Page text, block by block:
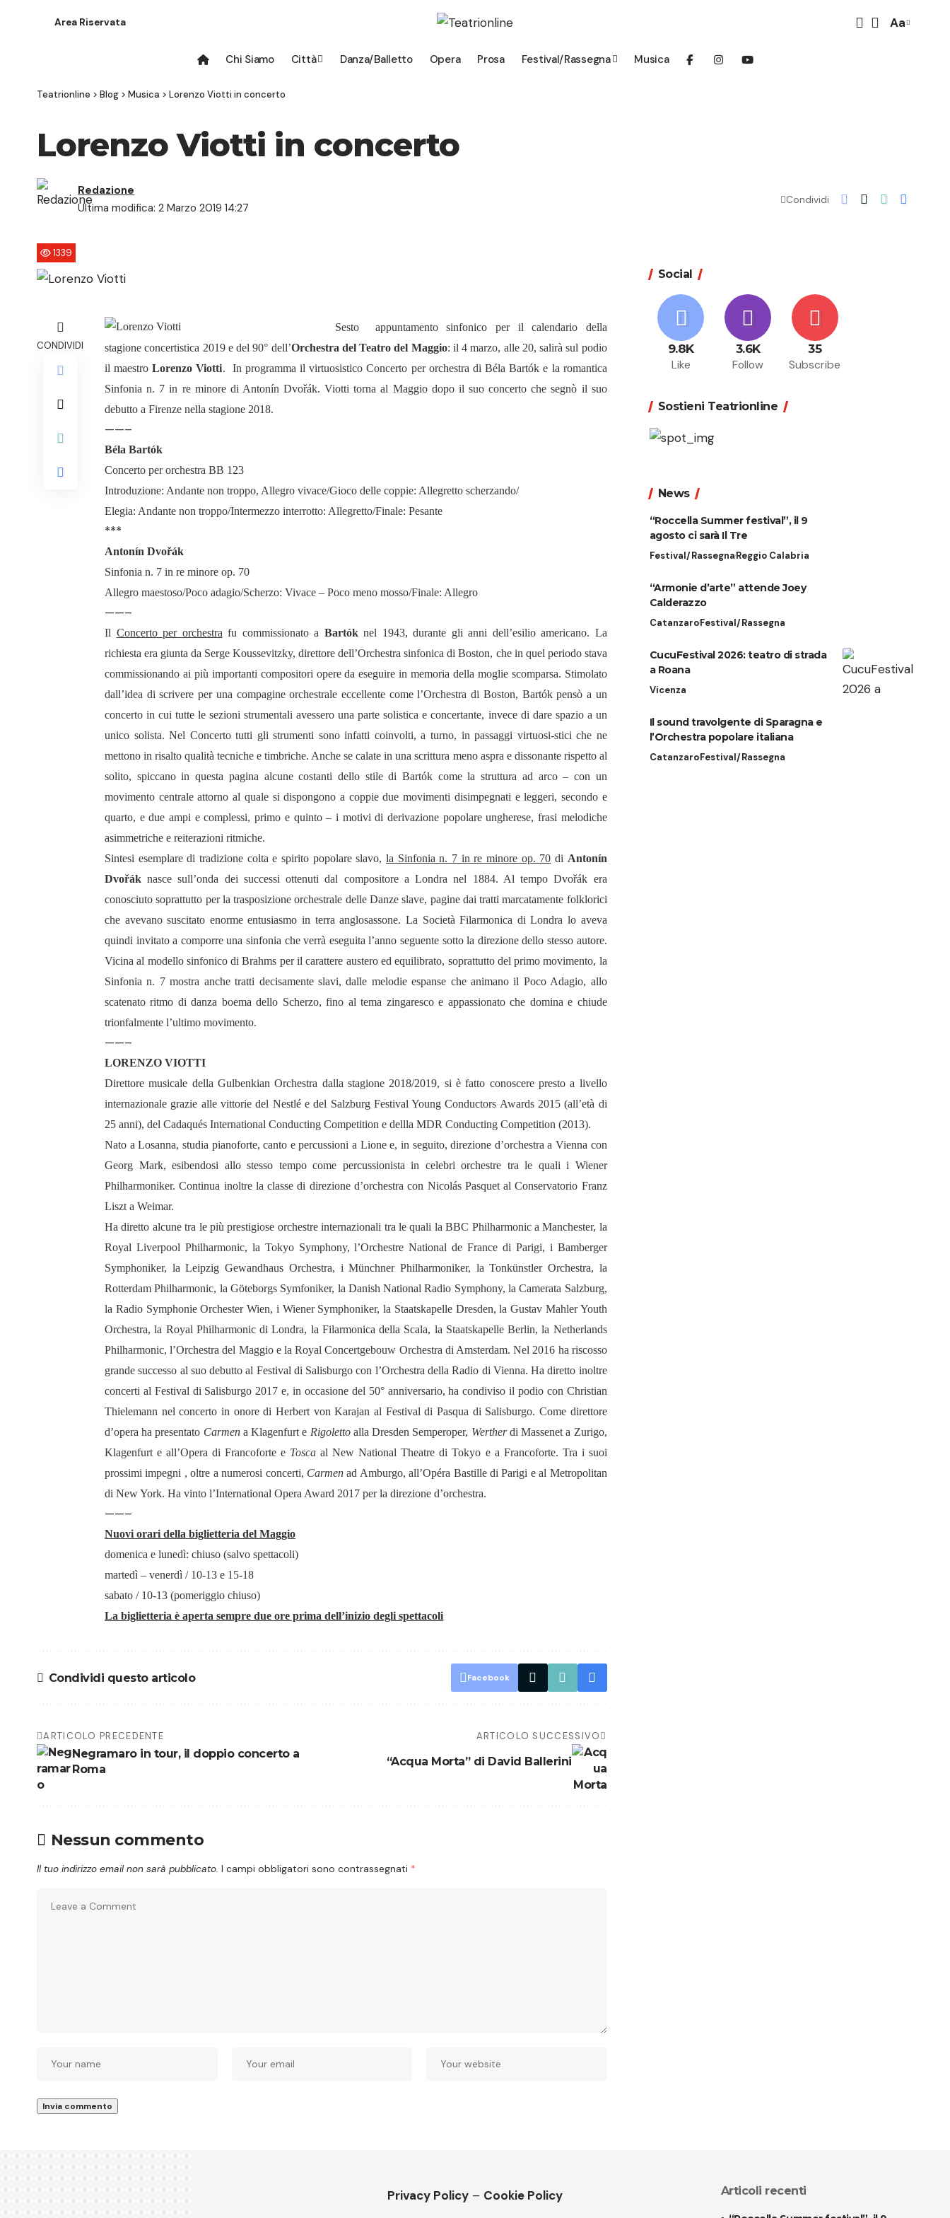
Area Riservata
Font
Aa
Chi Siamo Città Danza/Balletto Opera Prosa Festival/Rassegna Musica
Teatrionline > Blog > Musica > Lorenzo Viotti in concerto
Lorenzo Viotti in concerto
Ultima modifica: 2 Marzo 2019 14:27
Redazione
Condividi
1339
CONDIVIDI
Sesto appuntamento sinfonico per il calendario della
stagione concertistica 2019 e del 90° dell’Orchestra del Teatro del Maggio: il 4 marzo, alle 20, salirà sul podio
il maestroLorenzo Viotti. In programma il virtuosistico Concerto per orchestra di Béla Bartók e la romantica
Sinfonia n. 7 in re minore di Antonín Dvořák. Viotti torna al Maggio dopo il suo concerto che segnò il suo
debutto a Firenze nella stagione 2018.
——–
Béla Bartók
Concerto per orchestra BB 123
Introduzione: Andante non troppo, Allegro vivace/Gioco delle coppie: Allegretto scherzando/
Elegia: Andante non troppo/Intermezzo interrotto: Allegretto/Finale: Pesante
***
Antonín Dvořák
Sinfonia n. 7 in re minore op. 70
Allegro maestoso/Poco adagio/Scherzo: Vivace – Poco meno mosso/Finale: Allegro
——–
Il Concerto per orchestra fu commissionato a Bartóknel 1943, durante gli anni dell’esilio americano. La
richiesta era giunta da Serge Koussevitzky, direttore dell’Orchestra sinfonica di Boston, che in quel periodo stava
commissionando ai più importanti compositori opere da eseguire in memoria della moglie scomparsa. Stimolato
dall’idea di scrivere per una compagine orchestrale eccellente come l’Orchestra di Boston, Bartók pensò a un
concerto in cui tutte le sezioni strumentali avessero una parte solistica e concertante, invece di dare spazio a un
unico solista. Nel Concerto tutti gli strumenti sono infatti coinvolti, a turno, in passaggi virtuosi-stici che ne
mettono in risalto qualità tecniche e timbriche. Anche se calate in una scrittura meno aspra e dissonante rispetto al
solito, spiccano in questa pagina alcune costanti dello stile di Bartók come la struttura ad arco – con un
movimento centrale attorno al quale si dispongono a coppie due movimenti disimpegnati e leggeri, secondo e
quarto, e due ampi e complessi, primo e quinto – i motivi di derivazione popolare ungherese, frasi melodiche
asimmetriche e reiterazioni ritmiche.
Sintesi esemplare di tradizione colta e spirito popolare slavo,la Sinfonia n. 7 in re minore op. 70 di Antonín
Dvořák nasce sull’onda dei successi ottenuti dal compositore a Londra nel 1884. Al tempo Dvořák era
conosciuto soprattutto per la trasposizione orchestrale delle Danze slave, pagine dai tratti marcatamente folklorici
che avevano suscitato enorme entusiasmo in terra anglosassone. La Società Filarmonica di Londra lo aveva
quindi invitato a comporre una sinfonia che verrà eseguita l’anno seguente sotto la direzione dello stesso autore.
Vicina al modello sinfonico di Brahms per il carattere austero ed equilibrato, soprattutto del primo movimento, la
Sinfonia n. 7 mostra anche tratti decisamente slavi, dalle melodie espanse che animano il Poco Adagio, allo
scatenato ritmo di danza boema dello Scherzo, fino al tema zingaresco e appassionato che domina e chiude
trionfalmente l’ultimo movimento.
——–
LORENZO VIOTTI
Direttore musicale della Gulbenkian Orchestra dalla stagione 2018/2019, si è fatto conoscere presto a livello
internazionale grazie alle vittorie del Nestlé e del Salzburg Festival Young Conductors Awards 2015 (all’età di
25 anni), del Cadaqués International Conducting Competition e dellla MDR Conducting Competition (2013).
Nato a Losanna, studia pianoforte, canto e percussioni a Lione e, in seguito, direzione d’orchestra a Vienna con
Georg Mark, esibendosi allo stesso tempo come percussionista in celebri orchestre tra le quali i Wiener
Philharmoniker. Continua inoltre la classe di direzione d’orchestra con Nicolás Pasquet al Conservatorio Franz
Liszt a Weimar.
Ha diretto alcune tra le più prestigiose orchestre internazionali tra le quali la BBC Philharmonic a Manchester, la
Royal Liverpool Philharmonic, la Tokyo Symphony, l’Orchestre National de France di Parigi, i Bamberger
Symphoniker, la Leipzig Gewandhaus Orchestra, i Münchner Philharmoniker, la Tonkünstler Orchestra, la
Rotterdam Philharmonic, la Göteborgs Symfoniker, la Danish National Radio Symphony, la Camerata Salzburg,
la Radio Symphonie Orchester Wien, i Wiener Symphoniker, la Staatskapelle Dresden, la Gustav Mahler Youth
Orchestra, la Royal Philharmonic di Londra, la Filarmonica della Scala, la Staatskapelle Berlin, la Netherlands
Philharmonic, l’Orchestra del Maggio e la Royal Concertgebouw Orchestra di Amsterdam. Nel 2016 ha riscosso
grande successo al suo debutto al Festival di Salisburgo con l’Orchestra della Radio di Vienna. Ha diretto inoltre
concerti al Festival di Salisburgo 2017 e, in occasione del 50° anniversario, ha condiviso il podio con Christian
Thielemann nel concerto in onore di Herbert von Karajan al Festival di Pasqua di Salisburgo. Come direttore
d’opera ha presentato Carmena Klagenfurt e Rigolettoalla Dresden Semperoper, Wertherdi Massenet a Zurigo,
Klagenfurt e all’Opera di Francoforte e Tosca al New National Theatre di Tokyo e a Francoforte. Tra i suoi
prossimi impegni , oltre a numerosi concerti, Carmenad Amburgo, all’Opéra Bastille di Parigi e al Metropolitan
di New York. Ha vinto l’International Opera Award 2017 per la direzione d’orchestra.
——–
Nuovi orari della biglietteria del Maggio
domenica e lunedì: chiuso (salvo spettacoli)
martedì – venerdì / 10-13 e 15-18
sabato / 10-13 (pomeriggio chiuso)
La biglietteria è aperta sempre due ore prima dell’inizio degli spettacoli
Condividi questo articolo Facebook
ARTICOLO PRECEDENTE
Negramaro in tour, il doppio concerto a
Roma
ARTICOLO SUCCESSIVO
“Acqua Morta” di David Ballerini
Nessun commento
Il tuo indirizzo email non sarà pubblicato. I campi obbligatori sono contrassegnati *
Social
9.8K
Like
3.6K
Follow
35
Subscribe
Sostieni Teatrionline
News
“Roccella Summer festival”, il 9
agosto ci sarà Il Tre
Festival/RassegnaReggio Calabria
“Armonie d’arte” attende Joey
Calderazzo
CatanzaroFestival/Rassegna
CucuFestival 2026: teatro di strada
a Roana
Vicenza
Il sound travolgente di Sparagna e
l’Orchestra popolare italiana
CatanzaroFestival/Rassegna
Privacy Policy – Cookie Policy Articoli recenti